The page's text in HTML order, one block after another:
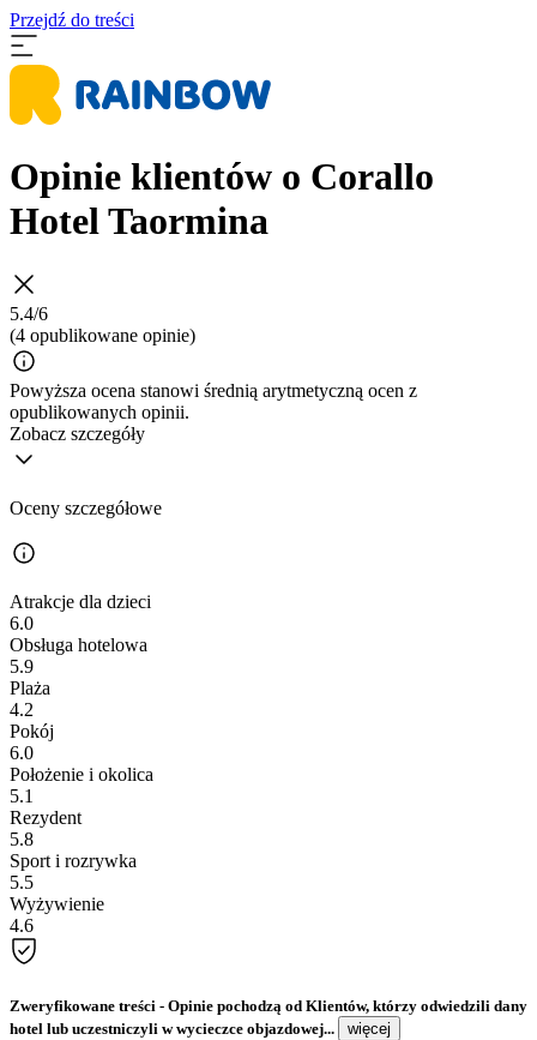
Przejdź do treści
Opinie klientów o Corallo
Hotel Taormina
5.4/6
(4 opublikowane opinie)
Powyższa ocena stanowi średnią arytmetyczną ocen z
opublikowanych opinii.
Zobacz szczegóły
Oceny szczegółowe
Atrakcje dla dzieci
6.0
Obsługa hotelowa
5.9
Plaża
4.2
Pokój
6.0
Położenie i okolica
5.1
Rezydent
5.8
Sport i rozrywka
5.5
Wyżywienie
4.6
Zweryfikowane treści - Opinie pochodzą od Klientów, którzy odwiedzili dany
hotel lub uczestniczyli w wycieczce objazdowej...
więcej